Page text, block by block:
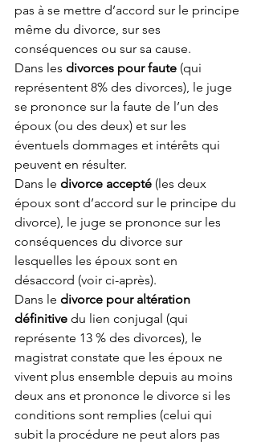
pas à se mettre d’accord sur le principe
même du divorce, sur ses
conséquences ou sur sa cause.
Dans les divorces pour faute (qui
représentent 8% des divorces), le juge
se prononce sur la faute de l’un des
époux (ou des deux) et sur les
éventuels dommages et intérêts qui
peuvent en résulter.
Dans le divorce accepté (les deux
époux sont d’accord sur le principe du
divorce), le juge se prononce sur les
conséquences du divorce sur
lesquelles les époux sont en
désaccord (voir ci-après).
Dans le divorce pour altération
définitive du lien conjugal (qui
représente 13 % des divorces), le
magistrat constate que les époux ne
vivent plus ensemble depuis au moins
deux ans et prononce le divorce si les
conditions sont remplies (celui qui
subit la procédure ne peut alors pas